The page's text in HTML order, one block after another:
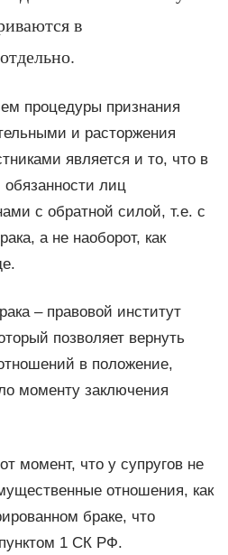
в
процедуры признания
и расторжения
является и то, что в
лиц
с обратной силой, т.е. с
а не наоборот, как
– правовой институт
позволяет вернуть
в положение,
моменту заключения
момент, что у супругов не
отношения, как
браке, что
пунктом 1 СК РФ.